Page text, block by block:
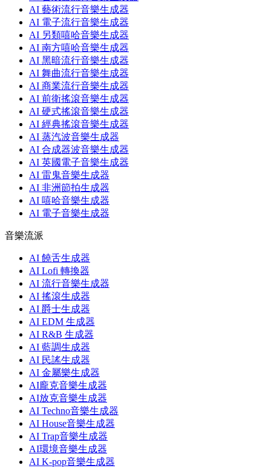
AI 藝術流行音樂生成器
AI 電子流行音樂生成器
AI 另類嘻哈音樂生成器
AI 南方嘻哈音樂生成器
AI 黑暗流行音樂生成器
AI 舞曲流行音樂生成器
AI 商業流行音樂生成器
AI 前衛搖滾音樂生成器
AI 硬式搖滾音樂生成器
AI 經典搖滾音樂生成器
AI 蒸汽波音樂生成器
AI 合成器波音樂生成器
AI 英國電子音樂生成器
AI 雷鬼音樂生成器
AI 非洲節拍生成器
AI 嘻哈音樂生成器
AI 電子音樂生成器
音樂流派
AI 饒舌生成器
AI Lofi 轉換器
AI 流行音樂生成器
AI 搖滾生成器
AI 爵士生成器
AI EDM 生成器
AI R&B 生成器
AI 藍調生成器
AI 民謠生成器
AI 金屬樂生成器
AI龐克音樂生成器
AI放克音樂生成器
AI Techno音樂生成器
AI House音樂生成器
AI Trap音樂生成器
AI環境音樂生成器
AI K-pop音樂生成器